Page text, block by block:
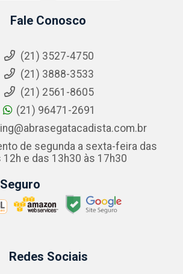
Fale Conosco
(21) 3527-4750
(21) 3888-3533
(21) 2561-8605
(21) 96471-2691
de segunda a sexta-feira das
12h e das 13h30 às 17h30
Redes Sociais